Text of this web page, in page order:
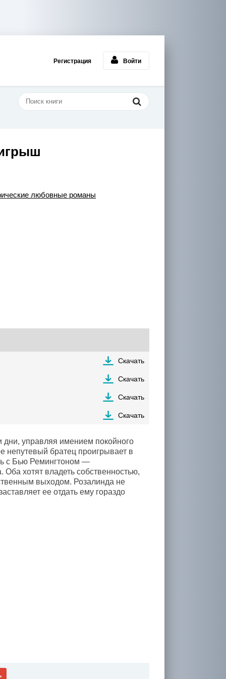
Регистрация Войти
любовные романы
Скачать
Скачать
Скачать
Скачать
дни, управляя имением покойного
непутевый братец проигрывает в
с Бью Ремингтоном —
хотят владеть собственностью,
выходом. Розалинда не
ее отдать ему гораздо